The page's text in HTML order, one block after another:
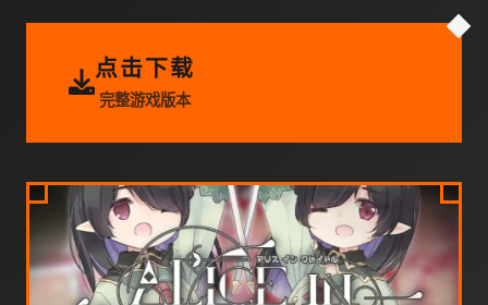
点击下载
完整游戏版本